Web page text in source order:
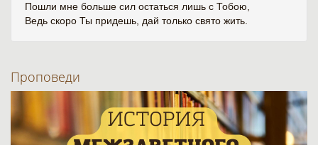
Пошли мне больше сил остаться лишь с Тобою,
Ведь скоро Ты придешь, дай только свято жить.
Проповеди